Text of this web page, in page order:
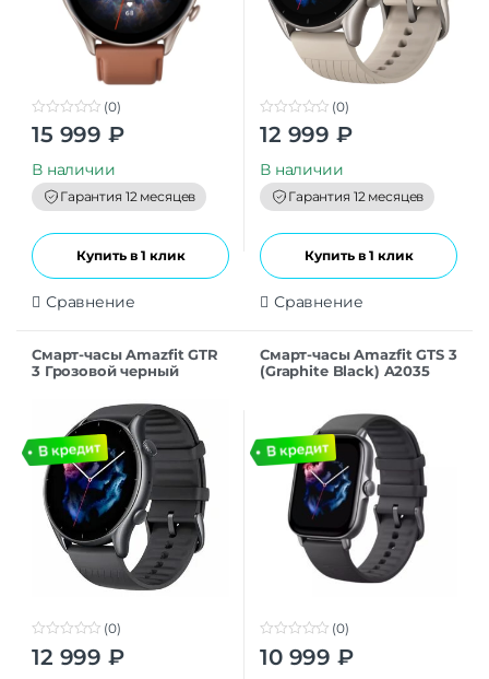
0
t
o
f
5
(0)
15 999 ₽
В наличии
Гарантия 12 месяцев
Купить в 1 клик
Сравнение
0
t
o
f
5
(0)
12 999 ₽
В наличии
Гарантия 12 месяцев
Купить в 1 клик
Сравнение
Смарт-часы Amazfit GTR
3 Грозовой черный
0
(0)
12 999 ₽
Смарт-часы Amazfit GTS 3
(Graphite Black) A2035
0
(0)
10 999 ₽